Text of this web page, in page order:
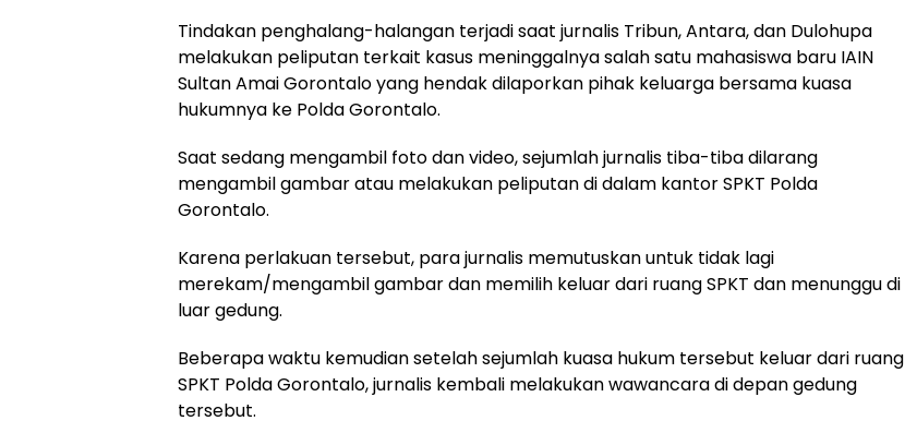
Tindakan penghalang-halangan terjadi saat jurnalis Tribun, Antara, dan Dulohupa
melakukan peliputan terkait kasus meninggalnya salah satu mahasiswa baru IAIN
Sultan Amai Gorontalo yang hendak dilaporkan pihak keluarga bersama kuasa
hukumnya ke Polda Gorontalo.
Saat sedang mengambil foto dan video, sejumlah jurnalis tiba-tiba dilarang
mengambil gambar atau melakukan peliputan di dalam kantor SPKT Polda
Gorontalo.
Karena perlakuan tersebut, para jurnalis memutuskan untuk tidak lagi
merekam/mengambil gambar dan memilih keluar dari ruang SPKT dan menunggu di
luar gedung.
Beberapa waktu kemudian setelah sejumlah kuasa hukum tersebut keluar dari ruang
SPKT Polda Gorontalo, jurnalis kembali melakukan wawancara di depan gedung
tersebut.